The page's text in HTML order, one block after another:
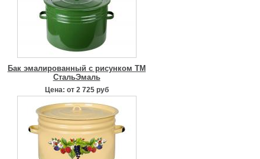
Бак эмалированный с рисунком ТМ
СтальЭмаль
Цена: от 2 725 руб